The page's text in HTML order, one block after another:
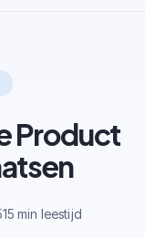
Product
15 min leestijd